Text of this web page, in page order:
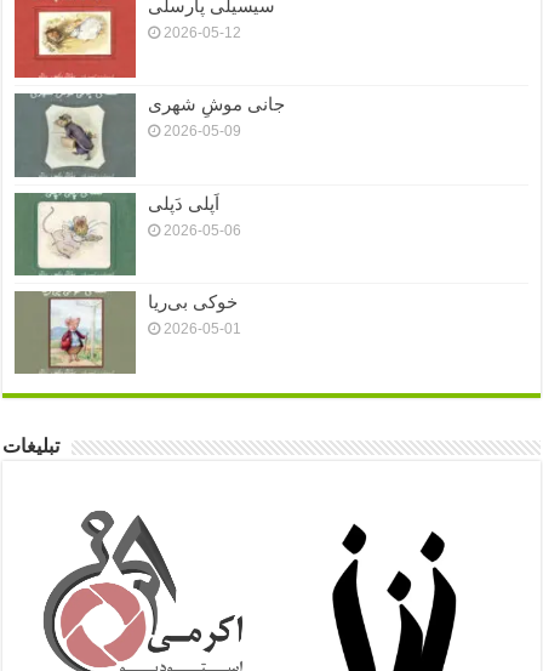
سیسیلی پارسلی
2026-05-12
جانی موشِ شهری
2026-05-09
اَپلی دَپلی
2026-05-06
خوکی بی‌ریا
2026-05-01
تبلیغات